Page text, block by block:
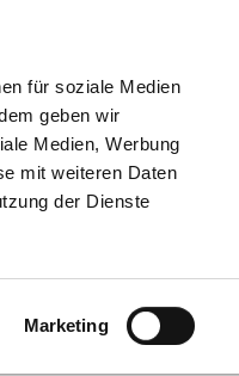
für soziale Medien
geben wir
Medien, Werbung
mit weiteren Daten
der Dienste
Marketing